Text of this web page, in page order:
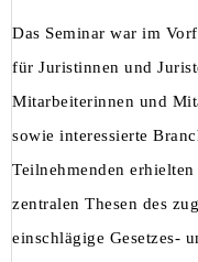
Das Seminar war im
für Juristinnen und
Mitarbeiterinnen und
sowie interessierte
Teilnehmenden
zentralen Thesen des
einschlägige Gesetzes-